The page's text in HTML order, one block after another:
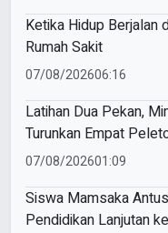
Ketika Hidup Berjalan
Rumah Sakit
07/08/202606:16
Latihan Dua Pekan,
Turunkan Empat
Ke-81 RI Kecamatan
07/08/202601:09
Siswa Mamsaka
Pendidikan Lanjutan